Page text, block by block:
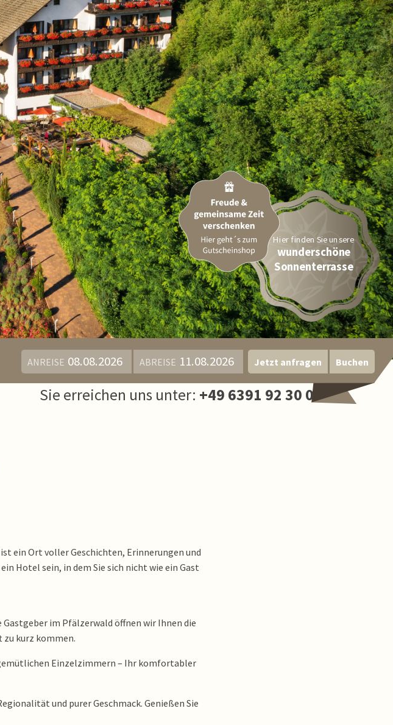
Hier finden Sie unsere
wunderschöne
Sonnenterrasse
ANREISE ABREISE Jetzt anfragen Buchen
Sie erreichen uns unter: +49 6391 92 30 0
ein Ort voller Geschichten, Erinnerungen und
Hotel sein, in dem Sie sich nicht wie ein Gast
Gastgeber im Pfälzerwald öffnen wir Ihnen die
zu kurz kommen.
Einzelzimmern – Ihr komfortabler
und purer Geschmack. Genießen Sie